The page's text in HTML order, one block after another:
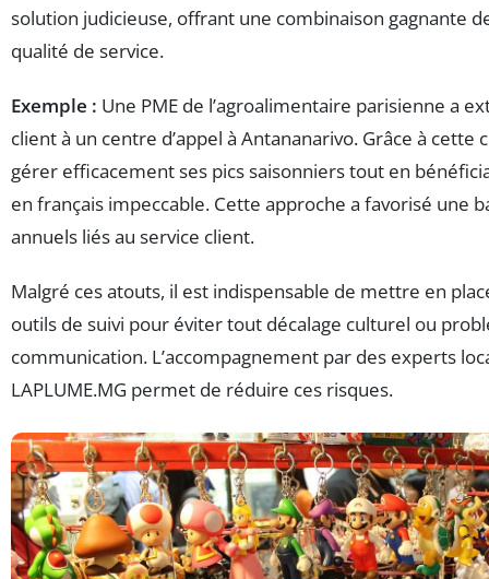
solution judicieuse, offrant une combinaison gagnante
qualité de service.
Exemple : Une PME de l’agroalimentaire parisienne a
client à un centre d’appel à Antananarivo. Grâce à cette
gérer efficacement ses pics saisonniers tout en
en français impeccable. Cette approche a favorisé une
annuels liés au service client.
Malgré ces atouts, il est indispensable de mettre en
outils de suivi pour éviter tout décalage culturel ou
communication. L’accompagnement par des experts
LAPLUME.MG permet de réduire ces risques.